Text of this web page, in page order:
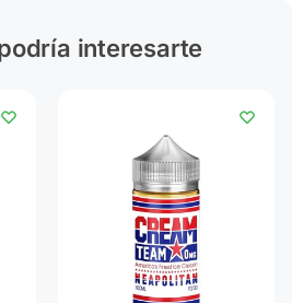
interesarte